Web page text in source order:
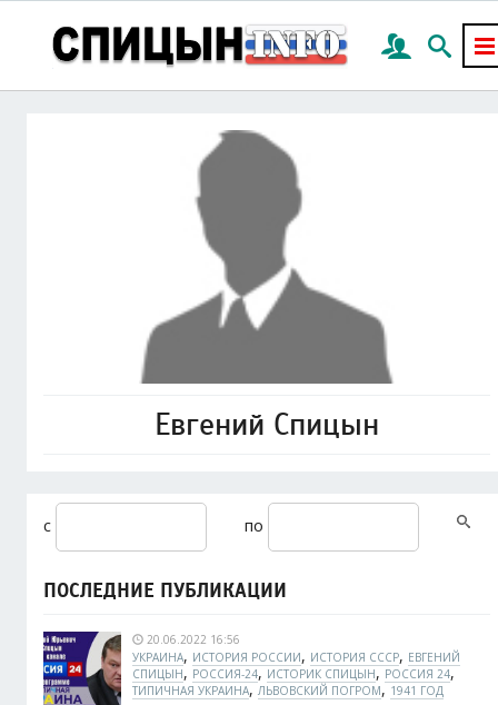
Евгений Спицын
с по
ПОСЛЕДНИЕ ПУБЛИКАЦИИ
20.06.2022 16:56
УКРАИНА, ИСТОРИЯ РОССИИ, ИСТОРИЯ СССР, ЕВГЕНИЙ
СПИЦЫН, РОССИЯ-24,ИСТОРИК СПИЦЫН,РОССИЯ 24,
ТИПИЧНАЯ УКРАИНА,ЛЬВОВСКИЙ ПОГРОМ,1941 ГОД